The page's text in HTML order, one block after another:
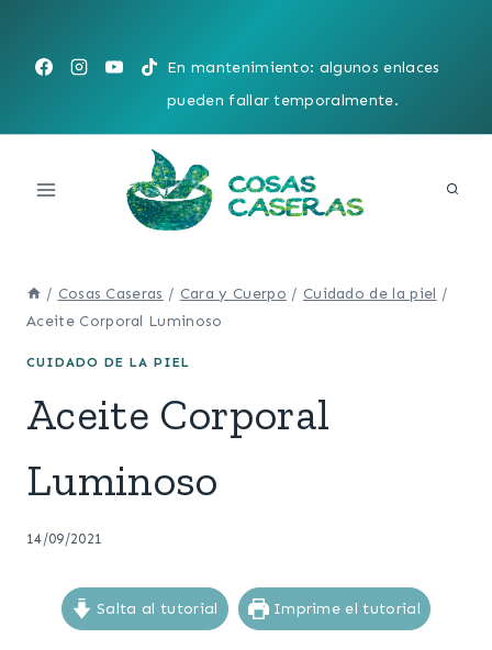
contenido
En mantenimiento: algunos enlaces
pueden fallar temporalmente.
/ Cosas Caseras / Cara y Cuerpo / Cuidado de la piel /
Aceite Corporal Luminoso
CUIDADO DE LA PIEL
Aceite Corporal
Luminoso
14/09/2021
Salta al tutorial Imprime el tutorial